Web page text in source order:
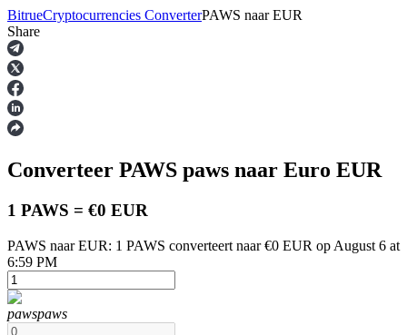
Termijncontracten
USDT-futures
BitrueCryptocurrencies ConverterPAWS naar EUR
Share
Converteer PAWS paws naar Euro EUR
1 PAWS = €0 EUR
PAWS naar EUR: 1 PAWS converteert naar €0 EUR op August 6 at
6:59 PM
pawspaws